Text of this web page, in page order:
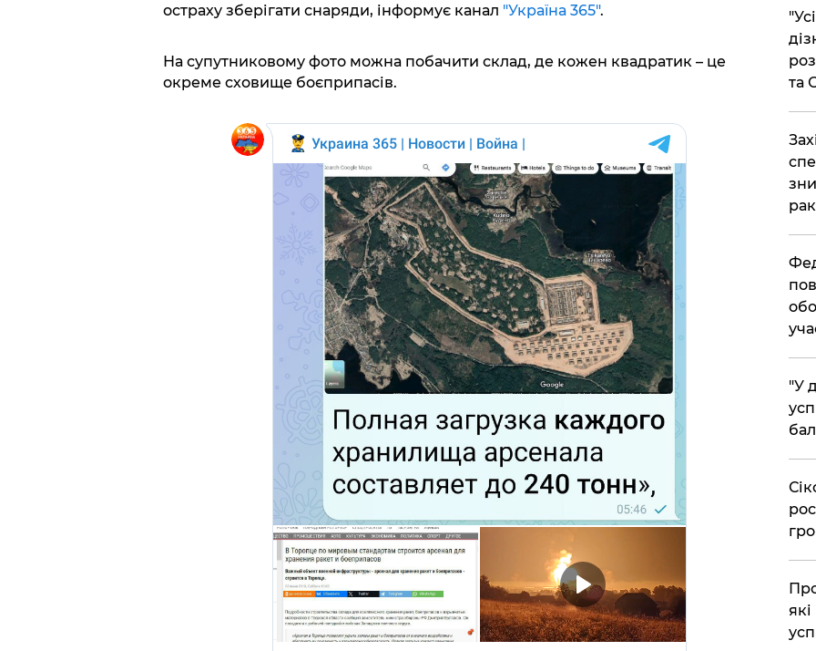
остраху зберігати снаряди, інформує канал "Україна 365".
На супутниковому фото можна побачити склад, де кожен квадратик – це
окреме сховище боєприпасів.
та
​"У